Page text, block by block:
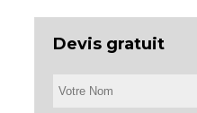
Devis gratuit